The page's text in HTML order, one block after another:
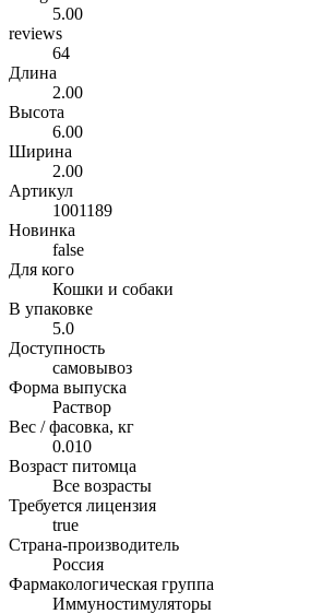
5.00
reviews
64
Длина
2.00
Высота
6.00
Ширина
2.00
Артикул
1001189
Новинка
false
Для кого
Кошки и собаки
В упаковке
5.0
Доступность
самовывоз
Форма выпуска
Раствор
Вес / фасовка, кг
0.010
Возраст питомца
Все возрасты
Требуется лицензия
true
Страна-производитель
Россия
Фармакологическая группа
Иммуностимуляторы